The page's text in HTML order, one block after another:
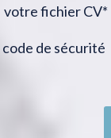
votre fichier CV*
code de sécurité